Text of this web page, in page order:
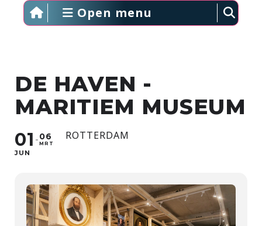
Open menu
DE HAVEN -
MARITIEM MUSEUM
01
JUN
06
MRT
ROTTERDAM